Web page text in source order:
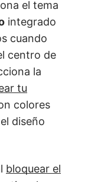
el tema
integrado
cuando
centro de
la
tu
colores
diseño
bloquear el